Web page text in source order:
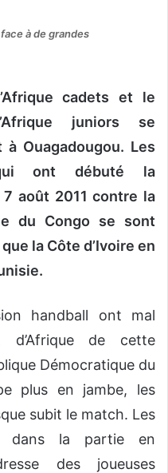
à de grandes
cadets et le
juniors se
Ouagadougou. Les
ont débuté la
août 2011 contre la
du Congo se sont
la Côte d’Ivoire en
handball ont mal
d’Afrique de cette
Démocratique du
plus en jambe, les
subit le match. Les
dans la partie en
des joueuses